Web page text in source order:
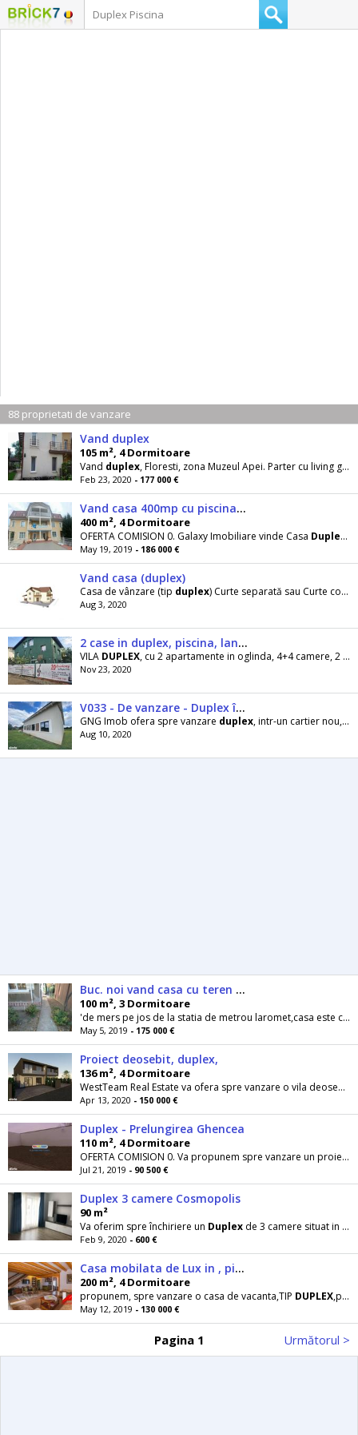
88 proprietati de vanzare
Vand duplex
105 m², 4 Dormitoare
Vand duplex, Floresti, zona Muzeul Apei. Parter cu living generos cu şemineu, bucătărie si loc
Feb 23, 2020 - 177 000 €
Vand casa 400mp cu piscina la Platou Cornesti - Pret 465 euro\/m2
400 m², 4 Dormitoare
OFERTA COMISION 0. Galaxy Imobiliare vinde Casa Duplex
May 19, 2019 - 186 000 €
Vand casa (duplex)
Casa de vânzare (tip duplex) Curte separată sau Curte comuna in cazul unei bune înțelegeri
Aug 3, 2020
2 case in duplex, piscina, langa metrou Dimitrie Leonida
VILA DUPLEX, cu 2 apartamente in oglinda, 4+4 camere, 2 bucatarii, 4 bai (+1 wc de serviciu), P+1+M
Nov 23, 2020
V033 - De vanzare - Duplex în Timișoara
GNG Imob ofera spre vanzare duplex, intr-un cartier nou, cu parc si
Aug 10, 2020
Buc. noi vand casa cu teren 30mx10 m,si garaj,are vad
100 m², 3 Dormitoare
'de mers pe jos de la statia de metrou laromet,casa este construita in 1960 ,tip .
May 5, 2019 - 175 000 €
Proiect deosebit, duplex,
136 m², 4 Dormitoare
WestTeam Real Estate va ofera spre vanzare o vila deosebita care face parte dintr-un sistem
Apr 13, 2020 - 150 000 €
Duplex - Prelungirea Ghencea
110 m², 4 Dormitoare
OFERTA COMISION 0. Va propunem spre vanzare un proiect superb de case tip
Jul 21, 2019 - 90 500 €
Duplex 3 camere Cosmopolis
90 m²
Va oferim spre închiriere un Duplex de 3 camere situat in Complexul Cosmopolis, zona de Nord a
Feb 9, 2020 - 600 €
Casa mobilata de Lux in , piscina ,teren 1500mp
200 m², 4 Dormitoare
propunem, spre vanzare o casa de vacanta,TIP DUPLEX,partea stanga, complet utilata si mobilata , de lux
May 12, 2019 - 130 000 €
Pagina 1 Următorul >